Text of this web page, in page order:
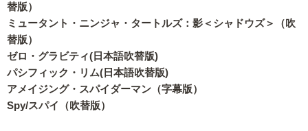
替版）
ミュータント・ニンジャ・タートルズ：影＜シャドウズ＞（吹
替版）
ゼロ・グラビティ(日本語吹替版)
パシフィック・リム(日本語吹替版)
アメイジング・スパイダーマン（字幕版）
Spy/スパイ（吹替版）